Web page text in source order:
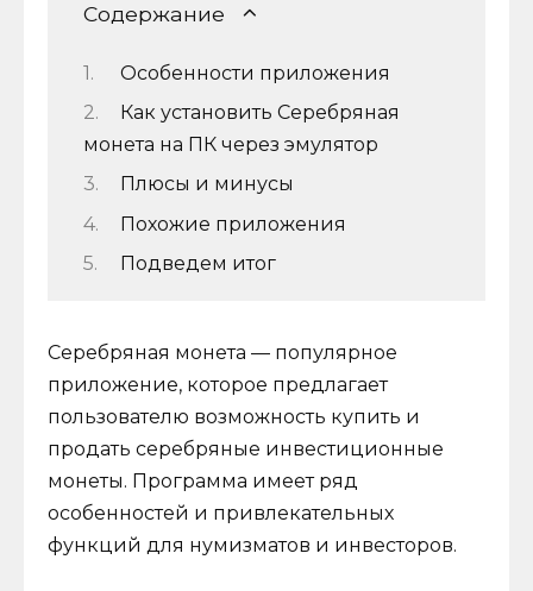
Содержание
Особенности приложения
Как установить Серебряная
монета на ПК через эмулятор
Плюсы и минусы
Похожие приложения
Подведем итог
Серебряная монета — популярное
приложение, которое предлагает
пользователю возможность купить и
продать серебряные инвестиционные
монеты. Программа имеет ряд
особенностей и привлекательных
функций для нумизматов и инвесторов.